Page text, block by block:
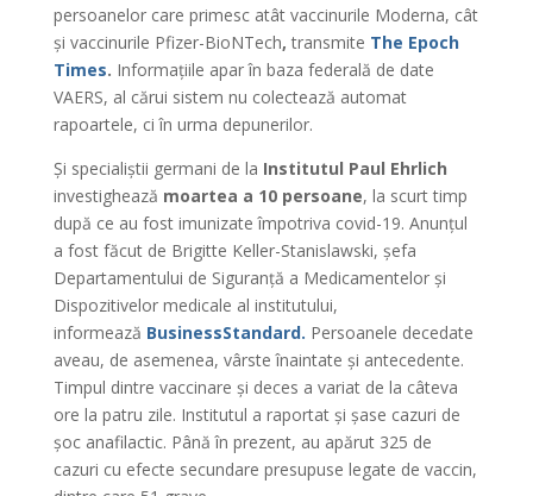
persoanelor care primesc atât vaccinurile Moderna, cât
și vaccinurile Pfizer-BioNTech,transmite The Epoch
Times. Informațiile apar în baza federală de date
VAERS, al cărui sistem nu colectează automat
rapoartele, ci în urma depunerilor.
Și specialiștii germani de la Institutul Paul Ehrlich
investighează moartea a 10 persoane, la scurt timp
după ce au fost imunizate împotriva covid-19. Anunțul
a fost făcut de Brigitte Keller-Stanislawski, șefa
Departamentului de Siguranță a Medicamentelor și
Dispozitivelor medicale al institutului,
informează BusinessStandard. Persoanele decedate
aveau, de asemenea, vârste înaintate și antecedente.
Timpul dintre vaccinare și deces a variat de la câteva
ore la patru zile. Institutul a raportat și șase cazuri de
șoc anafilactic. Până în prezent, au apărut 325 de
cazuri cu efecte secundare presupuse legate de vaccin,